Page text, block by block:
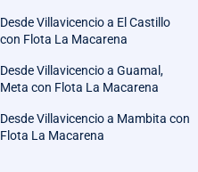
Desde Villavicencio a El Castillo
con Flota La Macarena
Desde Villavicencio a Guamal,
Meta con Flota La Macarena
Desde Villavicencio a Mambita con
Flota La Macarena